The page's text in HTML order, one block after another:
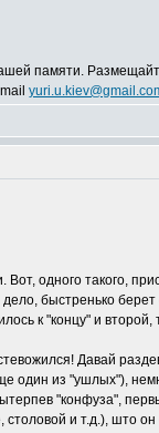
памяти.
Вот, одного такого,
быстренько берет
к "концу" и второй,
Давай
один из "ушлых"),
"конфуза",
столовой и т.д.), што